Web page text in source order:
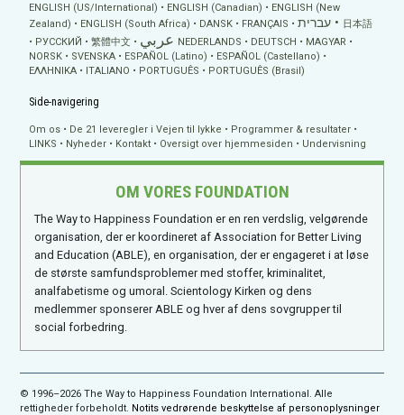
ENGLISH (US/International) ENGLISH (Canadian)
ENGLISH (New
Zealand)
ENGLISH (South Africa) DANSK FRANÇAIS עברית
日本語
РУССКИЙ
繁體中文 عربي NEDERLANDS DEUTSCH
MAGYAR
NORSK
SVENSKA ESPAÑOL (Latino)
ESPAÑOL (Castellano)
ΕΛΛΗΝΙΚA
ITALIANO PORTUGUÊS PORTUGUÊS (Brasil)
Side-navigering
Om os De 21 leveregler i Vejen til lykke
Programmer & resultater
LINKS
Nyheder Kontakt Oversigt over hjemmesiden Undervisning
OM VORES FOUNDATION
The Way to Happiness Foundation er en ren verdslig, velgørende
organisation, der er koordineret af Association for Better Living
and Education (ABLE), en organisation, der er engageret i at løse
de største samfundsproblemer med stoffer, kriminalitet,
analfabetisme og umoral. Scientology Kirken og dens
medlemmer sponserer ABLE og hver af dens sovgrupper til
social forbedring.
© 1996–2026 The Way to Happiness Foundation International. Alle
rettigheder forbeholdt. Notits vedrørende beskyttelse af personoplysninger